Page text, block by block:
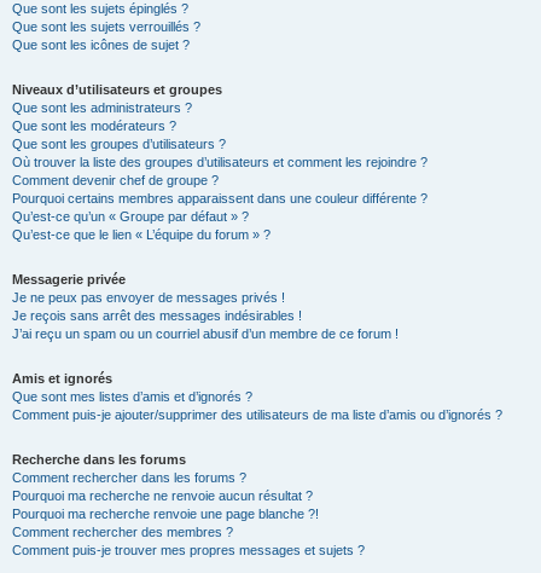
Que sont les sujets épinglés ?
Que sont les sujets verrouillés ?
Que sont les icônes de sujet ?
Niveaux d’utilisateurs et groupes
Que sont les administrateurs ?
Que sont les modérateurs ?
Que sont les groupes d’utilisateurs ?
Où trouver la liste des groupes d’utilisateurs et comment les rejoindre ?
Comment devenir chef de groupe ?
Pourquoi certains membres apparaissent dans une couleur différente ?
Qu’est-ce qu’un « Groupe par défaut » ?
Qu’est-ce que le lien « L’équipe du forum » ?
Messagerie privée
Je ne peux pas envoyer de messages privés !
Je reçois sans arrêt des messages indésirables !
J’ai reçu un spam ou un courriel abusif d’un membre de ce forum !
Amis et ignorés
Que sont mes listes d’amis et d’ignorés ?
Comment puis-je ajouter/supprimer des utilisateurs de ma liste d’amis ou d’ignorés ?
Recherche dans les forums
Comment rechercher dans les forums ?
Pourquoi ma recherche ne renvoie aucun résultat ?
Pourquoi ma recherche renvoie une page blanche ?!
Comment rechercher des membres ?
Comment puis-je trouver mes propres messages et sujets ?